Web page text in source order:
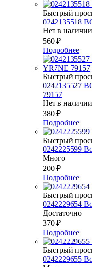
Быстрый
0242135518
Нет в наличии
560 ₽
Подробнее
Быстрый
0242135527
79157
Нет в наличии
380 ₽
Подробнее
Быстрый
0242225599
Много
200 ₽
Подробнее
Быстрый
0242229654
Достаточно
370 ₽
Подробнее
Быстрый
0242229655